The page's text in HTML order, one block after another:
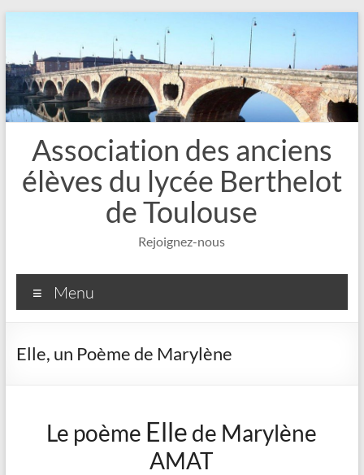
contenu
Association des anciens
élèves du lycée Berthelot
de Toulouse
Rejoignez-nous
Menu
Elle, un Poème de Marylène
Le poème Elle de Marylène
AMAT